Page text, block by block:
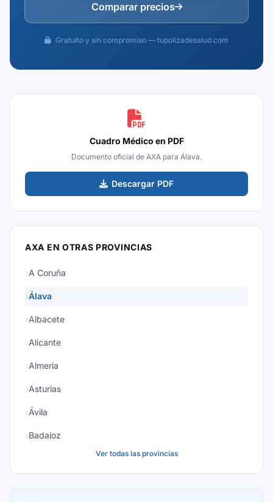
Comparar precios
Gratuito y sin compromiso — tupolizadesalud.com
Cuadro Médico en PDF
Documento oficial de AXA para Álava.
Descargar PDF
AXA EN OTRAS PROVINCIAS
A Coruña
Álava
Albacete
Alicante
Almería
Asturias
Ávila
Badajoz
Ver todas las provincias